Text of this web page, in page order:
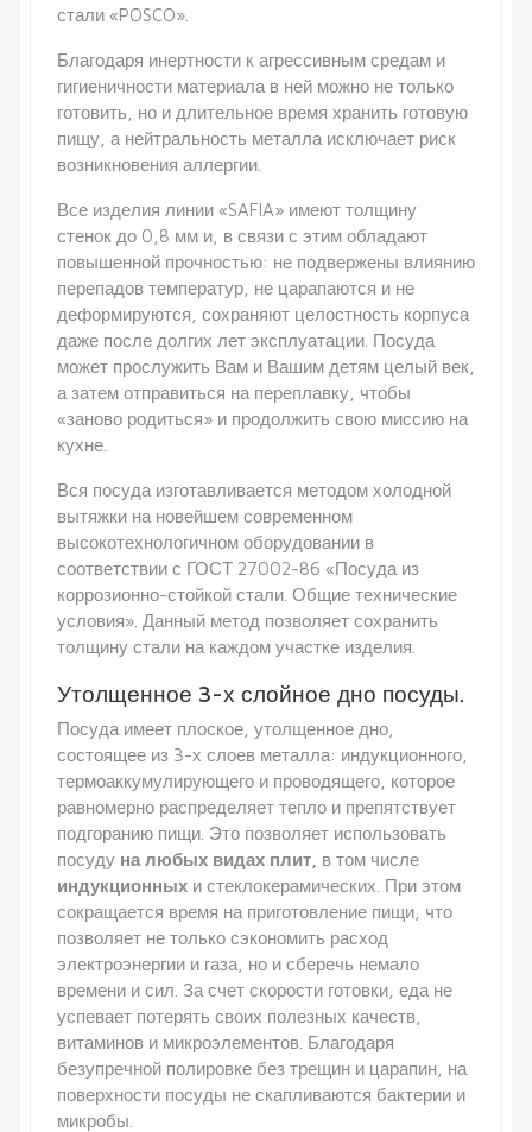
стали «POSCO».
Благодаря инертности к агрессивным средам и
гигиеничности материала в ней можно не только
готовить, но и длительное время хранить готовую
пищу, а нейтральность металла исключает риск
возникновения аллергии.
Все изделия линии «SAFIA» имеют толщину
стенок до 0,8 мм и, в связи с этим обладают
повышенной прочностью: не подвержены влиянию
перепадов температур, не царапаются и не
деформируются, сохраняют целостность корпуса
даже после долгих лет эксплуатации. Посуда
может прослужить Вам и Вашим детям целый век,
а затем отправиться на переплавку, чтобы
«заново родиться» и продолжить свою миссию на
кухне.
Вся посуда изготавливается методом холодной
вытяжки на новейшем современном
высокотехнологичном оборудовании в
соответствии с ГОСТ 27002-86 «Посуда из
коррозионно-стойкой стали. Общие технические
условия». Данный метод позволяет сохранить
толщину стали на каждом участке изделия.
Утолщенное 3-х слойное дно посуды.
Посуда имеет плоское, утолщенное дно,
состоящее из 3-х слоев металла: индукционного,
термоаккумулирующего и проводящего, которое
равномерно распределяет тепло и препятствует
подгоранию пищи. Это позволяет использовать
посуду на любых видах плит, в том числе
индукционных и стеклокерамических. При этом
сокращается время на приготовление пищи, что
позволяет не только сэкономить расход
электроэнергии и газа, но и сберечь немало
времени и сил. За счет скорости готовки, еда не
успевает потерять своих полезных качеств,
витаминов и микроэлементов. Благодаря
безупречной полировке без трещин и царапин, на
поверхности посуды не скапливаются бактерии и
микробы.